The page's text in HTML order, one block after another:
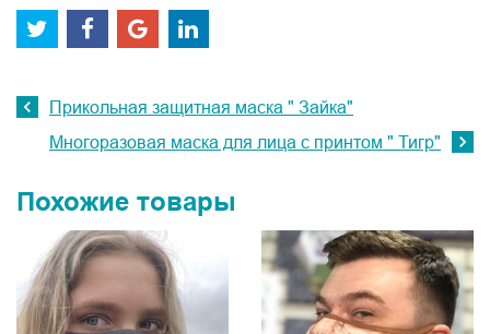
Прикольная защитная маска " Зайка"
Многоразовая маска для лица с принтом " Тигр"
Похожие товары